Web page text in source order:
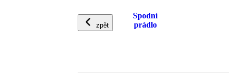
zpět
Spodní
prádlo